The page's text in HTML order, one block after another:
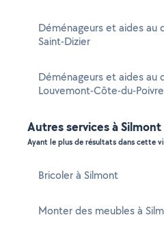
Déménageurs et aides au
Saint-Dizier
Déménageurs et aides au
Louvemont-Côte-du-Poivre
Autres services à Silmont
Ayant le plus de résultats dans cette
Bricoler à Silmont
Monter des meubles à